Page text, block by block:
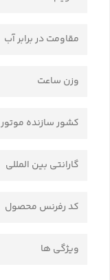
مقاومت در برابر آب
وزن ساعت
کشور سازنده موتور
گارانتی بین المللی
کد رفرنس محصول
ویژگی ها